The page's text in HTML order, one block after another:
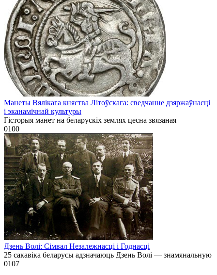
Манеты Вялікага княства Літоўскага: сведчанне дзяржаўнасці
і эканамічнай культуры
Гісторыя манет на беларускіх землях цесна звязаная
0100
Дзень Волі: Сімвал Незалежнасці і Годнасці
25 сакавіка беларусы адзначаюць Дзень Волі — знамянальную
0107